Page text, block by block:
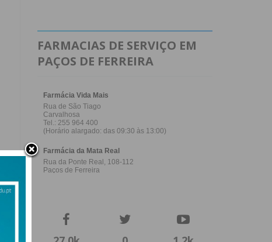
FARMACIAS DE SERVIÇO EM
PAÇOS DE FERREIRA